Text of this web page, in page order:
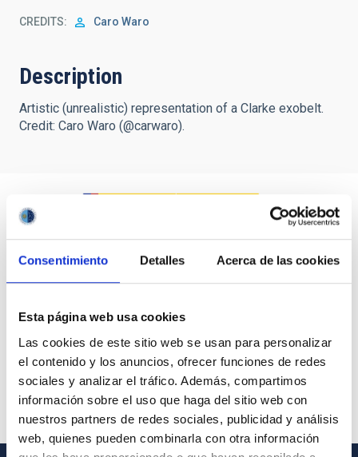
Consentimiento Detalles Acerca de las cookies
Esta página web usa cookies
Las cookies de este sitio web se usan para personalizar
el contenido y los anuncios, ofrecer funciones de redes
sociales y analizar el tráfico. Además, compartimos
información sobre el uso que haga del sitio web con
nuestros partners de redes sociales, publicidad y análisis
web, quienes pueden combinarla con otra información
CREDITS Caro Waro
Description
Artistic (unrealistic) representation of a Clarke exobelt.
Credit: Caro Waro (@carwaro).